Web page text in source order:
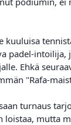
kuuluisa
padel-intoilija,
Ehkä
"Rafa-
turnaus
loistaa, mutta